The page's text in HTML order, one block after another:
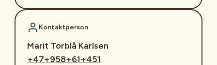
Kontaktperson
Marit Torblå Karlsen
+47+958+61+451